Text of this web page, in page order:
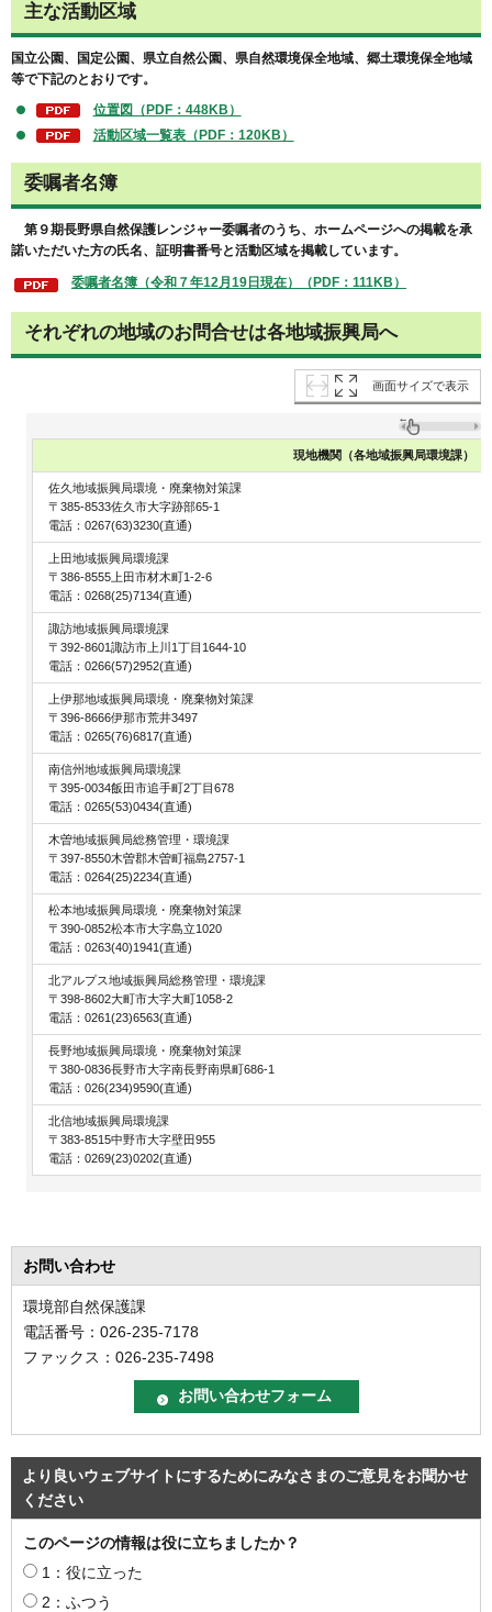
主な活動区域
国立公園、国定公園、県立自然公園、県自然環境保全地域、郷土環境保全地域
等で下記のとおりです。
位置図（PDF：448KB）
活動区域一覧表（PDF：120KB）
委嘱者名簿
第９期長野県自然保護レンジャー委嘱者のうち、ホームページへの掲載を承
諾いただいた方の氏名、証明書番号と活動区域を掲載しています。
委嘱者名簿（令和７年12月19日現在）（PDF：111KB）
それぞれの地域のお問合せは各地域振興局へ
画面サイズで表示
現地機関（各地域振興局環境課）
佐久地域振興局環境・廃棄物対策課
〒385-8533佐久市大字跡部65-1
電話：0267(63)3230(直通)
上田地域振興局環境課
〒386-8555上田市材木町1-2-6
電話：0268(25)7134(直通)
諏訪地域振興局環境課
〒392-8601諏訪市上川1丁目1644-10
電話：0266(57)2952(直通)
上伊那地域振興局環境・廃棄物対策課
〒396-8666伊那市荒井3497
電話：0265(76)6817(直通)
南信州地域振興局環境課
〒395-0034飯田市追手町2丁目678
電話：0265(53)0434(直通)
木曽地域振興局総務管理・環境課
〒397-8550木曽郡木曽町福島2757-1
電話：0264(25)2234(直通)
松本地域振興局環境・廃棄物対策課
〒390-0852松本市大字島立1020
電話：0263(40)1941(直通)
北アルプス地域振興局総務管理・環境課
〒398-8602大町市大字大町1058-2
電話：0261(23)6563(直通)
長野地域振興局環境・廃棄物対策課
〒380-0836長野市大字南長野南県町686-1
電話：026(234)9590(直通)
北信地域振興局環境課
〒383-8515中野市大字壁田955
電話：0269(23)0202(直通)
お問い合わせ
環境部自然保護課
電話番号：026-235-7178
ファックス：026-235-7498
より良いウェブサイトにするためにみなさまのご意見をお聞かせ
ください
このページの情報は役に立ちましたか？
1：役に立った
2：ふつう